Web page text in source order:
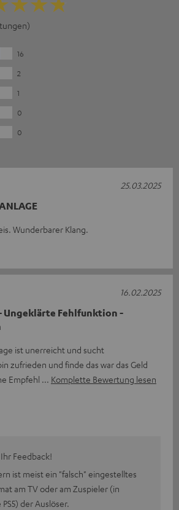
16
2
1
0
0
Wunderbarer Klang.
25.03.2025
Ungeklärte Fehlfunktion -
ist unerreicht und sucht
zufrieden und finde das war das Geld
Empfehl
Komplette Bewertung lesen
16.02.2025
Feedback!
ist meist ein "falsch" eingestelltes
am TV oder am Zuspieler (in
der Auslöser.